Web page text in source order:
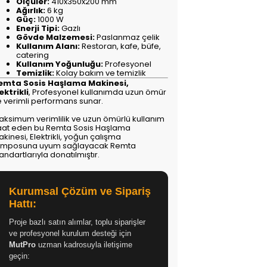
Ağırlık:6 kg
Güç:1000 W
Enerji Tipi:Gazlı
Gövde Malzemesi:Paslanmaz çelik
Kullanım Alanı:Restoran, kafe, büfe,
catering
Kullanım Yoğunluğu:Profesyonel
Temizlik:Kolay bakım ve temizlik
Sosis Haşlama Makinesi,
, Profesyonel kullanımda uzun ömür
verimli performans sunar.
verimlilik ve uzun ömürlü kullanım
eden bu Remta Sosis Haşlama
Elektrikli, yoğun çalışma
uyum sağlayacak Remta
donatılmıştır.
Kurumsal Çözüm ve Sipariş
Hattı:
Proje bazlı satın alımlar, toplu siparişler
ve profesyonel kurulum desteği için
MutPro uzman kadrosuyla iletişime
geçin: